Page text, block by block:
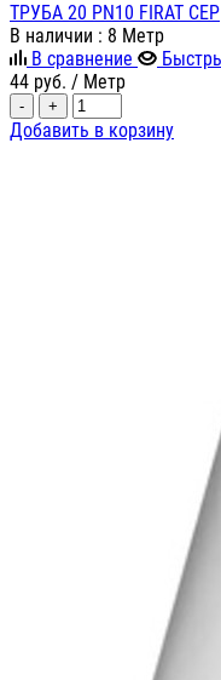
ТРУБА 20 PN10 FIRAT СЕР
В наличии : 8 Метр
В сравнение
44 руб. / Метр
- +
Добавить в корзину